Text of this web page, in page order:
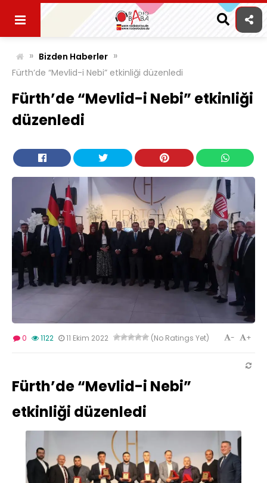
content
» Bizden Haberler »
Fürth’de “Mevlid-i Nebi” etkinliği düzenledi
Fürth’de “Mevlid-i Nebi” etkinliği
düzenledi
0 1122 11 Ekim 2022 (No Ratings Yet) +
-
Fürth’de “Mevlid-i Nebi”
etkinliği düzenledi